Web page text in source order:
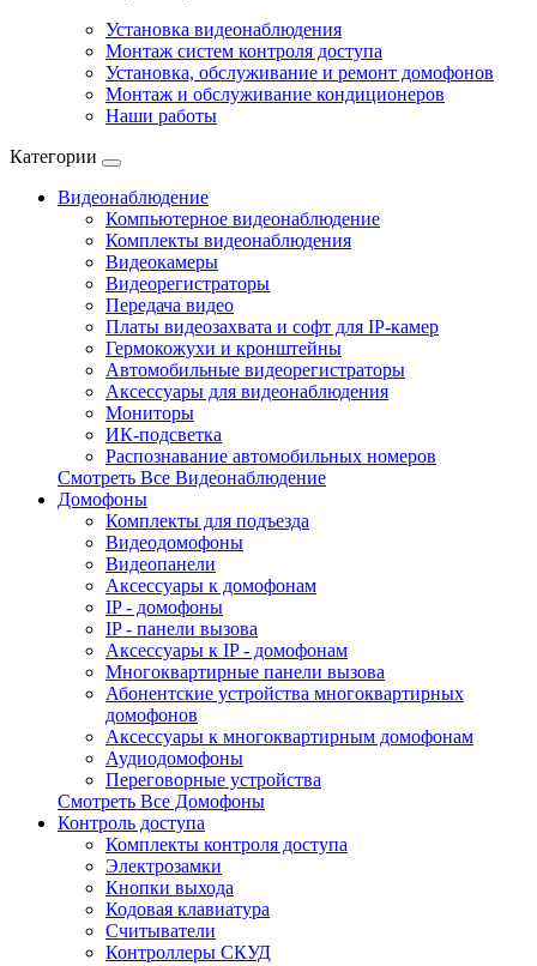
Установка видеонаблюдения
Монтаж систем контроля доступа
Установка, обслуживание и ремонт домофонов
Монтаж и обслуживание кондиционеров
Наши работы
Категории
Видеонаблюдение
Компьютерное видеонаблюдение
Комплекты видеонаблюдения
Видеокамеры
Видеорегистраторы
Передача видео
Платы видеозахвата и софт для IP-камер
Гермокожухи и кронштейны
Автомобильные видеорегистраторы
Аксессуары для видеонаблюдения
Мониторы
ИК-подсветка
Распознавание автомобильных номеров
Смотреть Все Видеонаблюдение
Домофоны
Комплекты для подъезда
Видеодомофоны
Видеопанели
Аксессуары к домофонам
IP - домофоны
IP - панели вызова
Аксессуары к IP - домофонам
Многоквартирные панели вызова
Абонентские устройства многоквартирных
домофонов
Аксессуары к многоквартирным домофонам
Аудиодомофоны
Переговорные устройства
Смотреть Все Домофоны
Контроль доступа
Комплекты контроля доступа
Электрозамки
Кнопки выхода
Кодовая клавиатура
Считыватели
Контроллеры СКУД